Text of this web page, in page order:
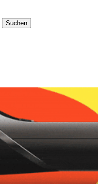
Suchen